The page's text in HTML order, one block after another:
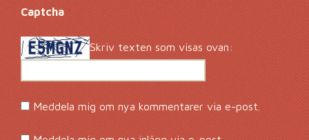
Captcha*
Skriv texten som visas ovan:
Meddela mig om nya kommentarer via e-post.